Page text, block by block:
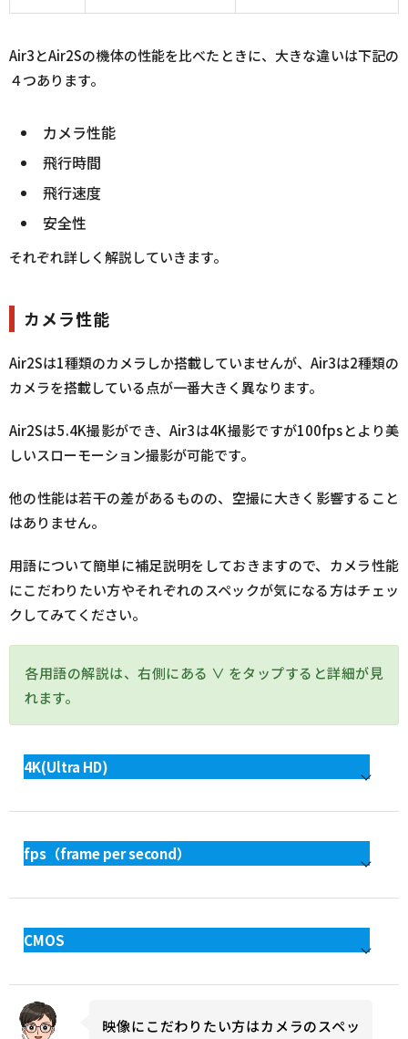
Air3とAir2Sの機体の性能を比べたときに、大きな違いは下記の
４つあります。
カメラ性能
飛行時間
飛行速度
安全性
それぞれ詳しく解説していきます。
カメラ性能
Air2Sは1種類のカメラしか搭載していませんが、Air3は2種類の
カメラを搭載している点が一番大きく異なります。
Air2Sは5.4K撮影ができ、Air3は4K撮影ですが100fpsとより美
しいスローモーション撮影が可能です。
他の性能は若干の差があるものの、空撮に大きく影響すること
はありません。
用語について簡単に補足説明をしておきますので、カメラ性能
にこだわりたい方やそれぞれのスペックが気になる方はチェッ
クしてみてください。
各用語の解説は、右側にある ∨ をタップすると詳細が見
れます。
4K(Ultra HD)
fps（frame per second）
CMOS
映像にこだわりたい方はカメラのスペッ